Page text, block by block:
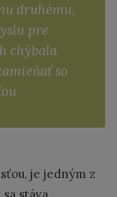
druhému,
pre
chýbala
so
je jedným z